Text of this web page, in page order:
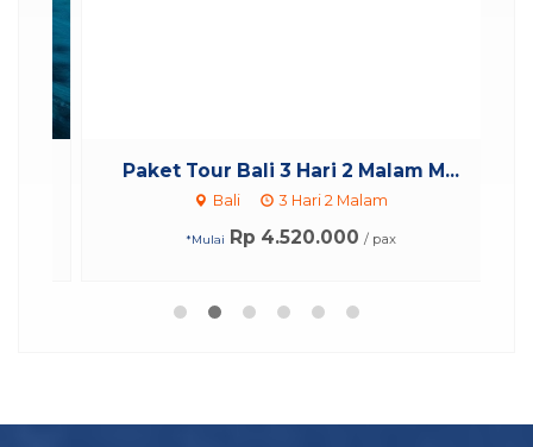
Paket Tour Bali 3 Hari 2 Malam M...
Bali 3 Hari 2 Malam
*Mulai Rp 4.520.000 / pax